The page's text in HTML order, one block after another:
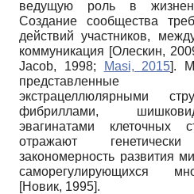
ведущую роль в
Создание сообщества
действий участников,
коммуникация [Олескин,
Jacob, 1998; Masi, 2015].
представленные
экстрацеллюлярными
фибриллами,
эвагинатами клеточных
отражают генетически
закономерность развития
саморегулирующихся
[Новик, 1995].